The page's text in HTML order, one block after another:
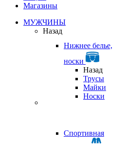
Магазины
МУЖЧИНЫ
Назад
Нижнее белье,
носки
Назад
Трусы
Майки
Носки
Спортивная